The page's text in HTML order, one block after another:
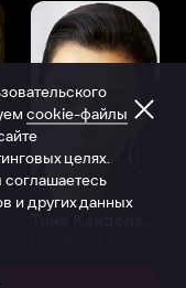
cookie-файлы
целях.
и других данных